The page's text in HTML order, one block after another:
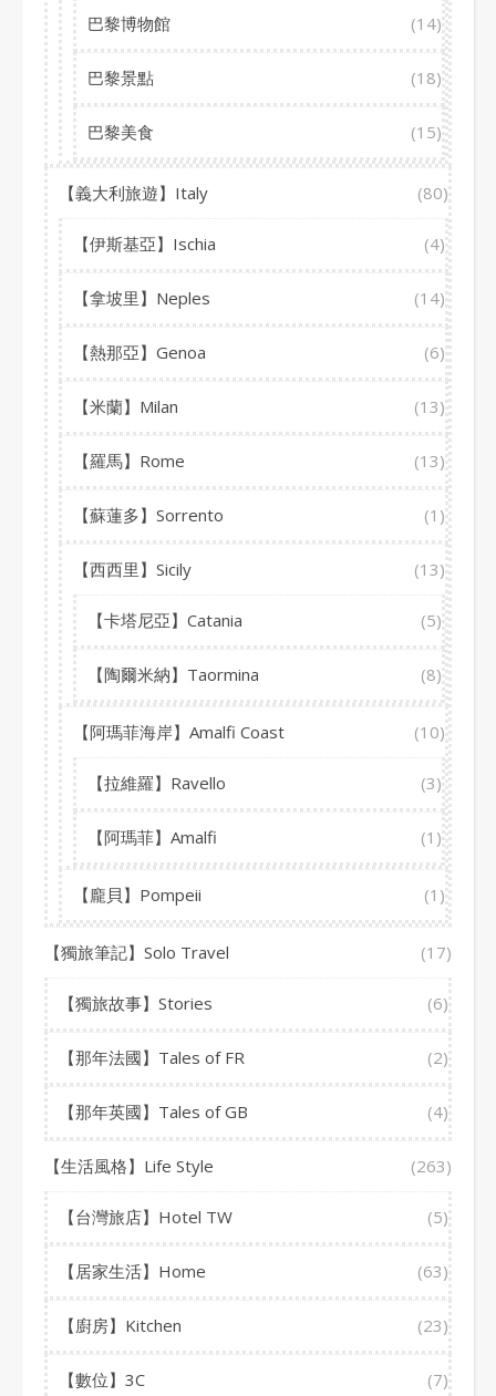
巴黎博物館 (14)
巴黎景點 (18)
巴黎美食 (15)
【義大利旅遊】Italy (80)
【伊斯基亞】Ischia (4)
【拿坡里】Neples (14)
【熱那亞】Genoa (6)
【米蘭】Milan (13)
【羅馬】Rome (13)
【蘇蓮多】Sorrento (1)
【西西里】Sicily (13)
【卡塔尼亞】Catania (5)
【陶爾米納】Taormina (8)
【阿瑪菲海岸】Amalfi Coast (10)
【拉維羅】Ravello (3)
【阿瑪菲】Amalfi (1)
【龐貝】Pompeii (1)
【獨旅筆記】Solo Travel (17)
【獨旅故事】Stories (6)
【那年法國】Tales of FR (2)
【那年英國】Tales of GB (4)
【生活風格】Life Style (263)
【台灣旅店】Hotel TW (5)
【居家生活】Home (63)
【廚房】Kitchen (23)
【數位】3C (7)